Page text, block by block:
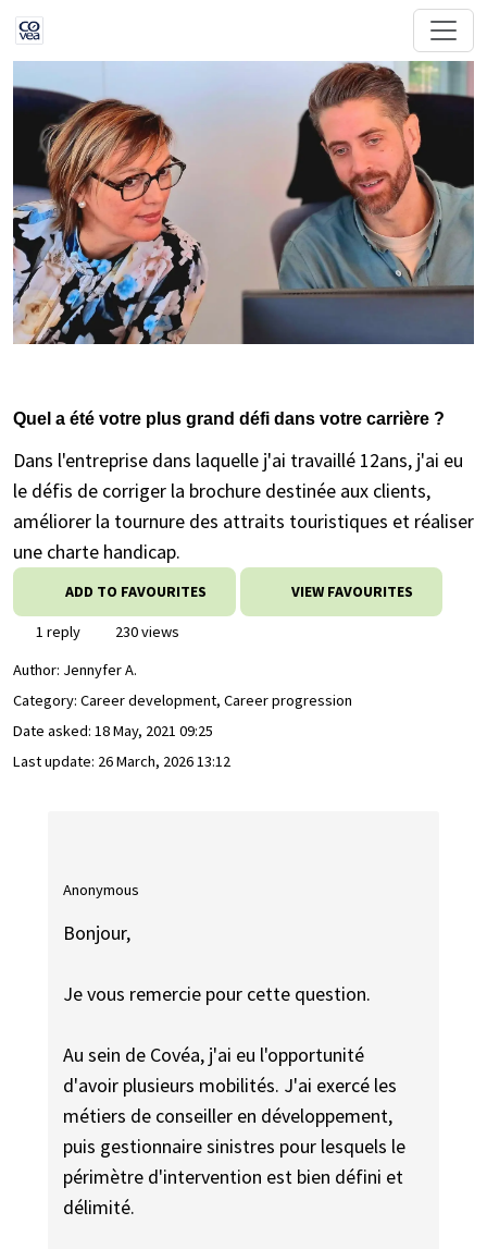
Quel a été votre plus grand défi dans votre carrière ?
Dans l'entreprise dans laquelle j'ai travaillé 12ans, j'ai eu
le défis de corriger la brochure destinée aux clients,
améliorer la tournure des attraits touristiques et réaliser
une charte handicap.
ADD TO FAVOURITES VIEW FAVOURITES
1 reply
230 views
Author: Jennyfer A.
Category: Career development, Career progression
Date asked: 18 May, 2021 09:25
Last update: 26 March, 2026 13:12
Anonymous
Bonjour,
Je vous remercie pour cette question.
Au sein de Covéa, j'ai eu l'opportunité
d'avoir plusieurs mobilités. J'ai exercé les
métiers de conseiller en développement,
puis gestionnaire sinistres pour lesquels le
périmètre d'intervention est bien défini et
délimité.